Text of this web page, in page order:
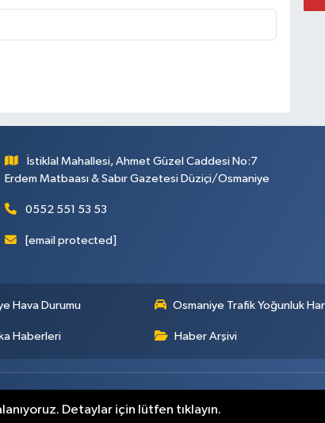
İstiklal Mahallesi, Ahmet Güzel Caddesi No:7
Erdem Matbaası & Sabır Gazetesi Düziçi/Osmaniye
0552 551 53 53
[email protected]
Hava Durumu Osmaniye Trafik Yoğunluk
Haberleri Haber Arşivi
Detaylar için lütfen tıklayın.